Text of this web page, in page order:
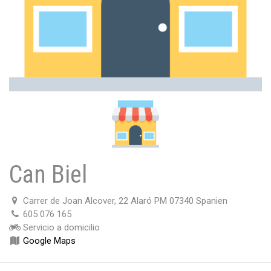
Can Biel
Carrer de Joan Alcover, 22 Alaró PM 07340 Spanien
605 076 165
Servicio a domicilio
Google Maps